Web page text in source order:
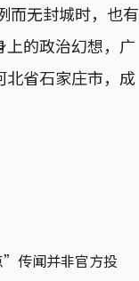
而无封城时，也有
的政治幻想，广
省石家庄市，成
传闻并非官方投